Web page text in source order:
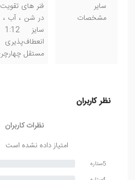
سایر
مشخصات
فنر های
در شن ، آب
مستقل
نظر کاربران
نظرات کاربران
امتیاز داده نشده است
5ستاره